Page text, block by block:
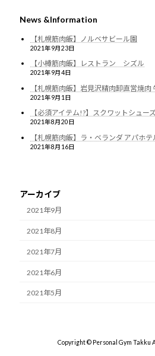
News &Information
【札幌筋肉飯】ノルベサビール園
2021年9月23日
【小樽筋肉飯】レストラン シズル
2021年9月4日
【札幌筋肉飯】岩見沢精肉卸直営焼肉
2021年9月1日
【必須アイテム!?】スクワットシュー
2021年8月20日
【札幌筋肉飯】ラ・ベランダ アパホ
2021年8月16日
アーカイブ
2021年9月
2021年8月
2021年7月
2021年6月
2021年5月
Copyright © Personal Gym Takku